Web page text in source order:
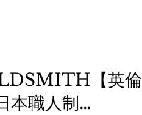
【英倫
本職人制